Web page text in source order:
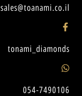
sales@toanami.co.il
tonami_diamonds
054-7490106